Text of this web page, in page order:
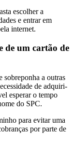
escolher a
e entrar em
internet.
de um cartão de
sobreponha a outras
de adquiri-
esperar o tempo
do SPC.
para evitar uma
por parte de